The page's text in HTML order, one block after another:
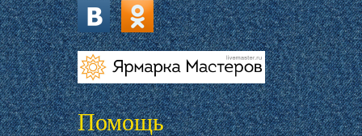
vk.com ok.ru
livemaster.ru
Помощь